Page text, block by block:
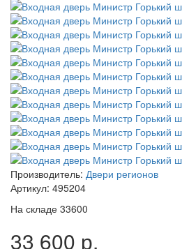
Производитель: Двери регионов
Артикул: 495204
На складе 33600
33 600 р.